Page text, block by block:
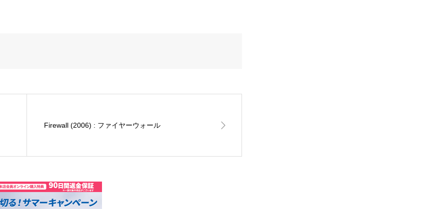
Firewall (2006) : ファイヤーウォール